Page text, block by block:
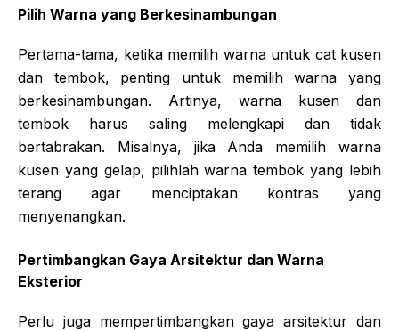
Pilih Warna yang Berkesinambungan
Pertama-tama, ketika memilih warna untuk cat kusen
dan tembok, penting untuk memilih warna yang
berkesinambungan. Artinya, warna kusen dan
tembok harus saling melengkapi dan tidak
bertabrakan. Misalnya, jika Anda memilih warna
kusen yang gelap, pilihlah warna tembok yang lebih
terang agar menciptakan kontras yang
menyenangkan.
Pertimbangkan Gaya Arsitektur dan Warna
Eksterior
Perlu juga mempertimbangkan gaya arsitektur dan